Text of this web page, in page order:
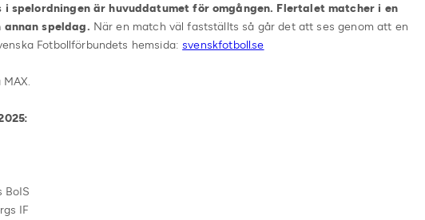
i spelordningen är huvuddatumet för omgången. Flertalet matcher i en
speldag. När en match väl fastställts så går det att ses genom att en
Fotbollförbundets hemsida: svenskfotboll.se
BoIS
IF